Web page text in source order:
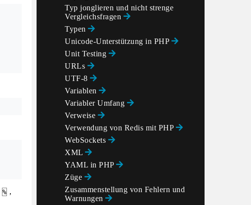
% ,
Typ jonglieren und nicht strenge
Vergleichsfragen
Typen
Unicode-Unterstützung in PHP
Unit Testing
URLs
UTF-8
Variablen
Variabler Umfang
Verweise
Verwendung von Redis mit PHP
WebSockets
XML
YAML in PHP
Züge
Zusammenstellung von Fehlern und
Warnungen